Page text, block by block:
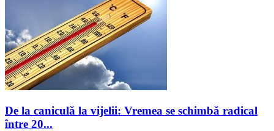
De la caniculă la vijelii: Vremea se schimbă radical
între 20...